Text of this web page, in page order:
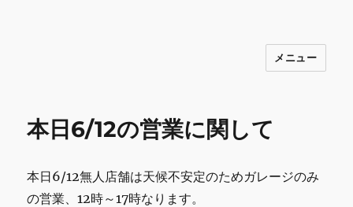
INNOCENCE ～日常に彩りを～ フ
物 etc販売 江戸川区瑞江
メニュー
本日6/12の営業に関して
本日6/12無人店舗は天候不安定のためガレージのみ
の営業、12時～17時なります。